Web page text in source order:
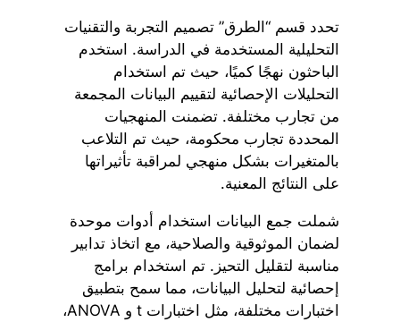
تحدد قسم “الطرق” تصميم التجربة والتقنيات
التحليلية المستخدمة في الدراسة. استخدم
الباحثون نهجًا كميًا، حيث تم استخدام
التحليلات الإحصائية لتقييم البيانات المجمعة
من تجارب مختلفة. تضمنت المنهجيات
المحددة تجارب محكومة، حيث تم التلاعب
بالمتغيرات بشكل منهجي لمراقبة تأثيراتها
على النتائج المعنية.
شملت جمع البيانات استخدام أدوات موحدة
لضمان الموثوقية والصلاحية، مع اتخاذ تدابير
مناسبة لتقليل التحيز. تم استخدام برامج
إحصائية لتحليل البيانات، مما سمح بتطبيق
اختبارات مختلفة، مثل اختبارات t و ANOVA،